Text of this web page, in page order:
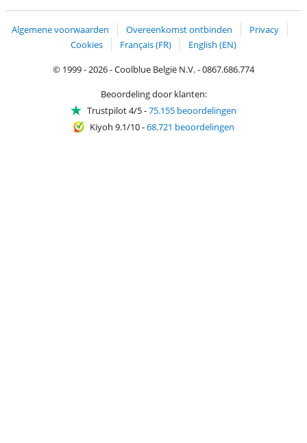
Algemene voorwaarden Overeenkomst ontbinden
Privacy
Cookies
Français (FR)
English (EN)
© 1999 - 2026 - Coolblue België N.V. - 0867.686.774
Beoordeling door klanten:
Trustpilot 4/5-75.155 beoordelingen
Kiyoh 9.1/10-68.721 beoordelingen